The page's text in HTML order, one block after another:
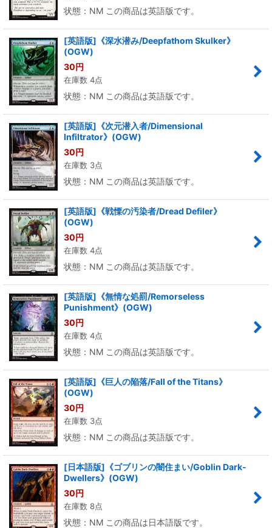
状態：NM この商品は英語版です。
[英語版]《深水潜み/Deepfathom Skulker》
(OGW)
30円
在庫数 4点
状態：NM この商品は英語版です。
[英語版]《次元潜入者/Dimensional
Infiltrator》(OGW)
30円
在庫数 3点
状態：NM この商品は英語版です。
[英語版]《戦慄の汚染者/Dread Defiler》
(OGW)
30円
在庫数 4点
状態：NM この商品は英語版です。
[英語版]《無情な処罰/Remorseless
Punishment》(OGW)
30円
在庫数 4点
状態：NM この商品は英語版です。
[英語版]《巨人の陥落/Fall of the Titans》
(OGW)
30円
在庫数 3点
状態：NM この商品は英語版です。
[日本語版]《ゴブリンの闇住まい/Goblin Dark-
Dwellers》(OGW)
30円
在庫数 8点
状態：NM この商品は日本語版です。